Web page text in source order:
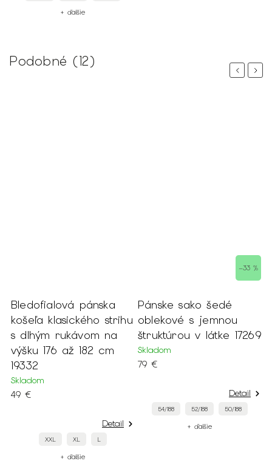
+ ďalšie
Podobné (12)
Previous
Bledofialová pánska
košeľa klasického strihu
s dlhým rukávom na
výšku 176 až 182 cm
19332
Skladom
49 €
Detail
XXL XL L
+ ďalšie
–33 %
Pánske sako šedé
oblekové s jemnou
štruktúrou v látke 17269
Skladom
79 €
Detail
54/188 52/188 50/188
+ ďalšie
Next